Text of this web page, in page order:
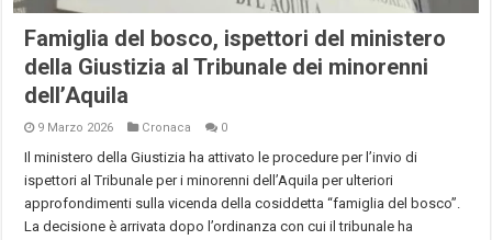
Famiglia del bosco, ispettori del ministero
della Giustizia al Tribunale dei minorenni
dell’Aquila
9 Marzo 2026 Cronaca 0
Il ministero della Giustizia ha attivato le procedure per l’invio di
ispettori al Tribunale per i minorenni dell’Aquila per ulteriori
approfondimenti sulla vicenda della cosiddetta “famiglia del bosco”.
La decisione è arrivata dopo l’ordinanza con cui il tribunale ha